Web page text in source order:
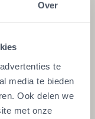
Over
te
media te bieden
Ook delen we
met onze